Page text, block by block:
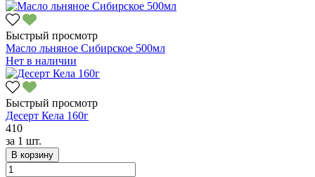
Быстрый просмотр
Масло льняное Сибирское 500мл
Нет в наличии
Быстрый просмотр
Десерт Кела 160г
410
за 1 шт.
В корзину